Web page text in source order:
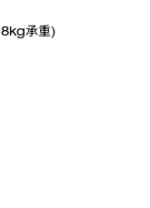
承重)